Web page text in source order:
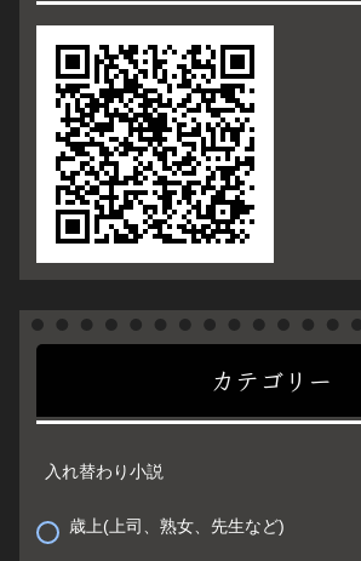
カテゴリー
入れ替わり小説
歳上(上司、熟女、先生など)